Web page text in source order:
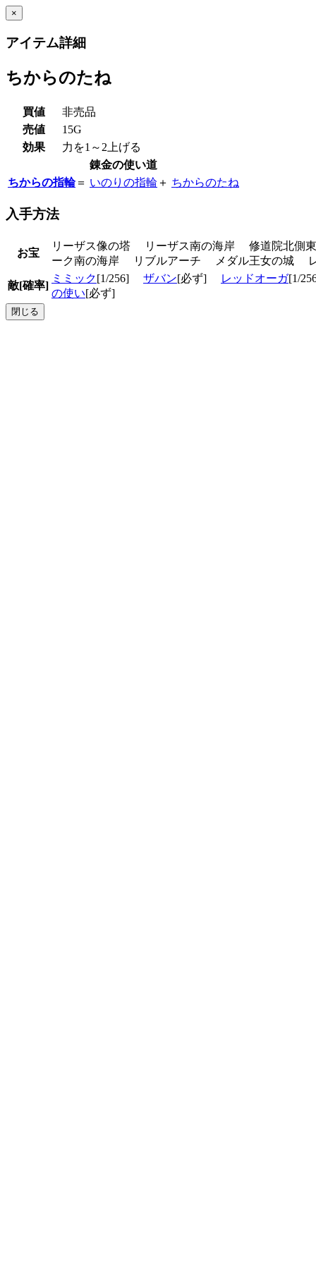
×
アイテム詳細
ちからのたね
買値
非売品
売値
15G
効果
力を1～2上げる
錬金の使い道
ちからの指輪＝ いのりの指輪＋ ちからのたね
入手方法
お宝
リーザス像の塔 リーザス南の海岸 修道院北
ーク南の海岸 リブルアーチ メダル王女の
敵[確率]
ミミック[1/256] ザバン[必ず] レッドオーガ[1/
の使い[必ず]
閉じる